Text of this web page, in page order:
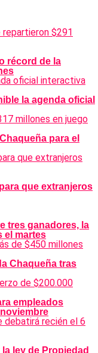
récord de la
la agenda oficial
para el
que extranjeros
tres ganadores, la
el martes
Chaqueña tras
empleados
ley de Propiedad